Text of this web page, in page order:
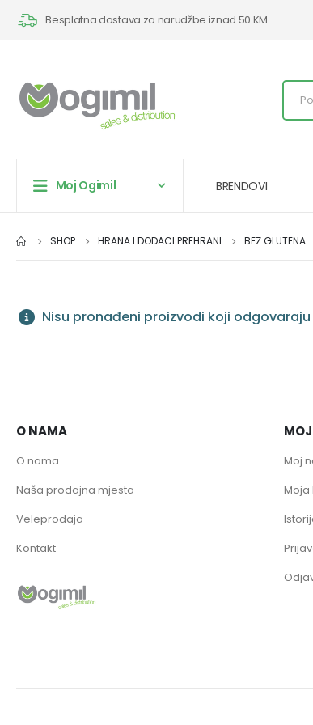
Besplatna dostava za narudžbe iznad 50 KM
Moj Ogimil BRENDOVI
SHOP HRANA I DODACI PREHRANI BEZ GLUTENA
Nisu pronađeni proizvodi koji
O NAMA
O nama
Naša prodajna mjesta
Veleprodaja
Kontakt
Moj
Moja